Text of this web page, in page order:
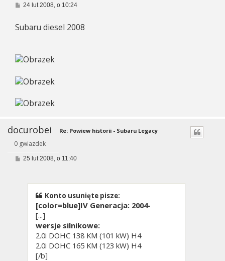
P24 lut 2008, o 10:24
Subaru diesel 2008
docurobei
0 gwiazdek
Re: Powiew historii - Subaru Legacy
P25 lut 2008, o 11:40
Konto usunięte pisze:
[color=blue]IV Generacja: 2004-
[...]
wersje silnikowe:
2.0i DOHC 138 KM (101 kW) H4
2.0i DOHC 165 KM (123 kW) H4
[/b]